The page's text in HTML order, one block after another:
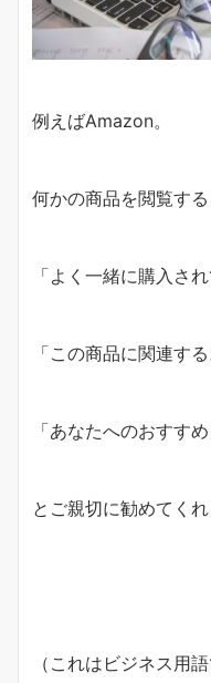
例えばAmazon。
何かの商品を閲覧する
「よく一緒に購入さ
「この商品に関連す
「あなたへのおすすめ
とご親切に勧めてくれ
（これはビジネス用語